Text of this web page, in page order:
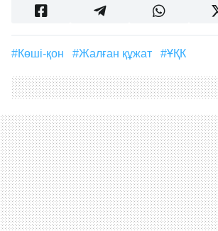
#Көші-қон #жалған құжат #ҰҚК